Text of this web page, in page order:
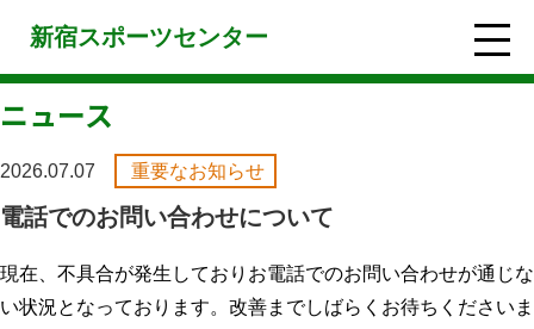
新宿スポーツセンター
ニュース
2026.07.07 重要なお知らせ
電話でのお問い合わせについて
現在、不具合が発生しておりお電話でのお問い合わせが通じな
い状況となっております。改善までしばらくお待ちくださいま